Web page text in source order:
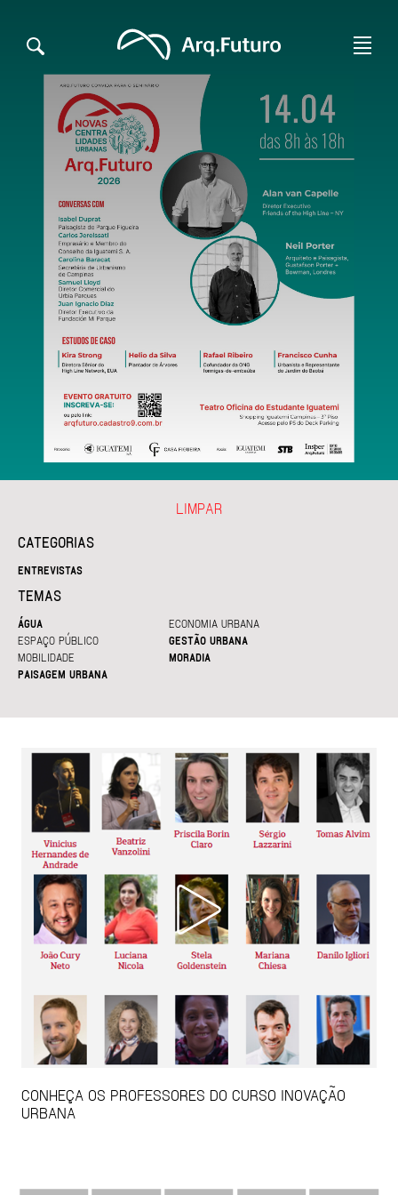
CATEGORIAS
ENTREVISTAS
TEMAS
ÁGUA
ECONOMIA URBANA
ESPAÇO PÚBLICO
GESTÃO URBANA
MOBILIDADE
MORADIA
PAISAGEM URBANA
LIMPAR
CONHEÇA OS PROFESSORES DO CURSO INOVAÇÃO
URBANA